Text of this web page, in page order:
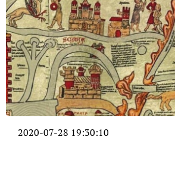
2020-07-28 19:30:10